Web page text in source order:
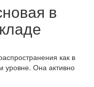
в
как в
уровне. Она активно